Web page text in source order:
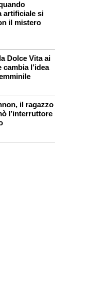
artificiale si
il mistero
Dolce Vita ai
l’idea
il ragazzo
l’interruttore